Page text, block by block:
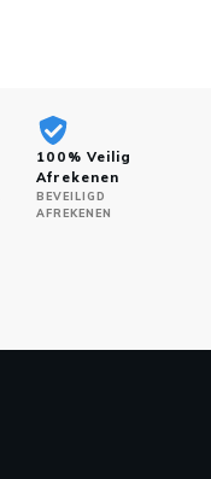
100% Veilig
Afrekenen
BEVEILIGD
AFREKENEN